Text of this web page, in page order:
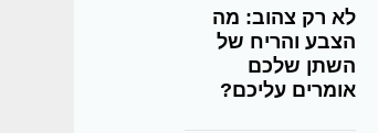
לא רק צהוב: מה
הצבע והריח של
השתן שלכם
אומרים עליכם?